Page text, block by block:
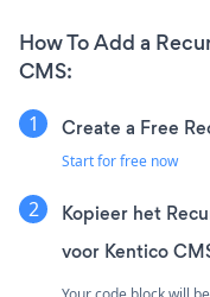
How To Add a
CMS:
Create a Free
Start for free now
Kopieer het
voor Kentico